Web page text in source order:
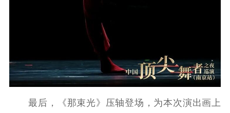
最后，《那束光》压轴登场，为本次演出画上